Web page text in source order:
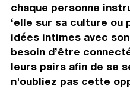
chaque personne
‘elle sur sa culture
idées intimes avec
besoin d’être
leurs pairs afin de se
n'oubliez pas cette